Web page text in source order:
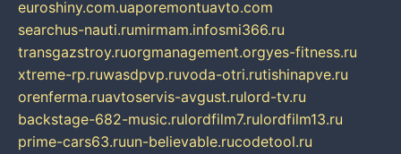
euroshiny.com.uaporemontuavto.com
searchus-nauti.rumirmam.infosmi366.ru
transgazstroy.ruorgmanagement.orgyes-fitness.ru
xtreme-rp.ruwasdpvp.ruvoda-otri.rutishinapve.ru
orenferma.ruavtoservis-avgust.rulord-tv.ru
backstage-682-music.rulordfilm7.rulordfilm13.ru
prime-cars63.ruun-believable.rucodetool.ru